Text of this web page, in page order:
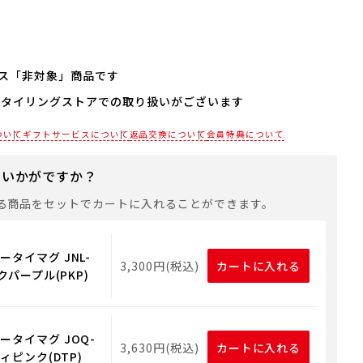
「非対象」商品です
対応しておりません。
使いいただけるギフト用品をご用意しておりますので、
ッグや手提げ袋が必要な場合は、以下より合わせてご購
ギフト用品
イリングストアでの取り扱いがございます
店舗までお電話にてご確認ください。
て ギフトサービスについて返品交換について会員特典について
かがですか？
品をセットでカートに入れることができます。
タイマグ JNL-
パープル(PKP)
3,300円(税込) カートに入れる
タイマグ JOQ-
ピンク(DTP)
3,630円(税込) カートに入れる